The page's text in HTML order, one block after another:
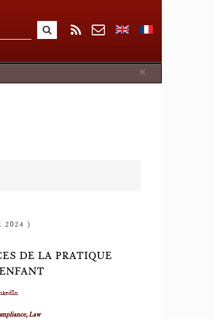
×
)
DE LA PRATIQUE
Law